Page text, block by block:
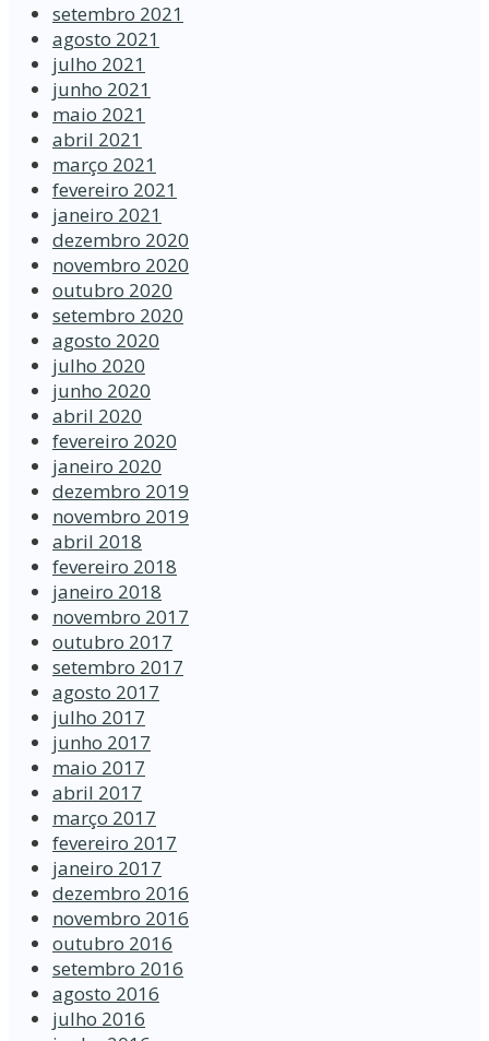
setembro 2021
agosto 2021
julho 2021
junho 2021
maio 2021
abril 2021
março 2021
fevereiro 2021
janeiro 2021
dezembro 2020
novembro 2020
outubro 2020
setembro 2020
agosto 2020
julho 2020
junho 2020
abril 2020
fevereiro 2020
janeiro 2020
dezembro 2019
novembro 2019
abril 2018
fevereiro 2018
janeiro 2018
novembro 2017
outubro 2017
setembro 2017
agosto 2017
julho 2017
junho 2017
maio 2017
abril 2017
março 2017
fevereiro 2017
janeiro 2017
dezembro 2016
novembro 2016
outubro 2016
setembro 2016
agosto 2016
julho 2016